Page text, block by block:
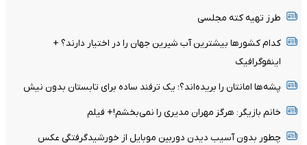
طرز تهیه کته مجلسی
کدام کشورها بیشترین آب شیرین جهان را در اختیار دارند؟ +
اینفوگرافیک
پشه‌ها امانتان را بریده‌اند؟؛ یک ترفند ساده برای تابستان بدون نیش
خانم بازیگر: هرگز مهران مدیری را نمی‌بخشم!+ فیلم
چطور بدون آسیب دیدن دوربین موبایل از خورشیدگرفتگی عکس